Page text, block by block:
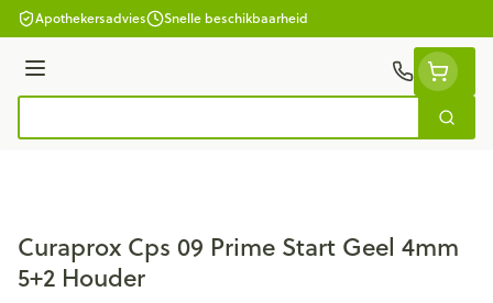
Ga naar de inhoud
Apothekersadvies Snelle beschikbaarheid
Menu
Zoek
Curaprox Cps 09 Prime Start Geel 4mm
5+2 Houder